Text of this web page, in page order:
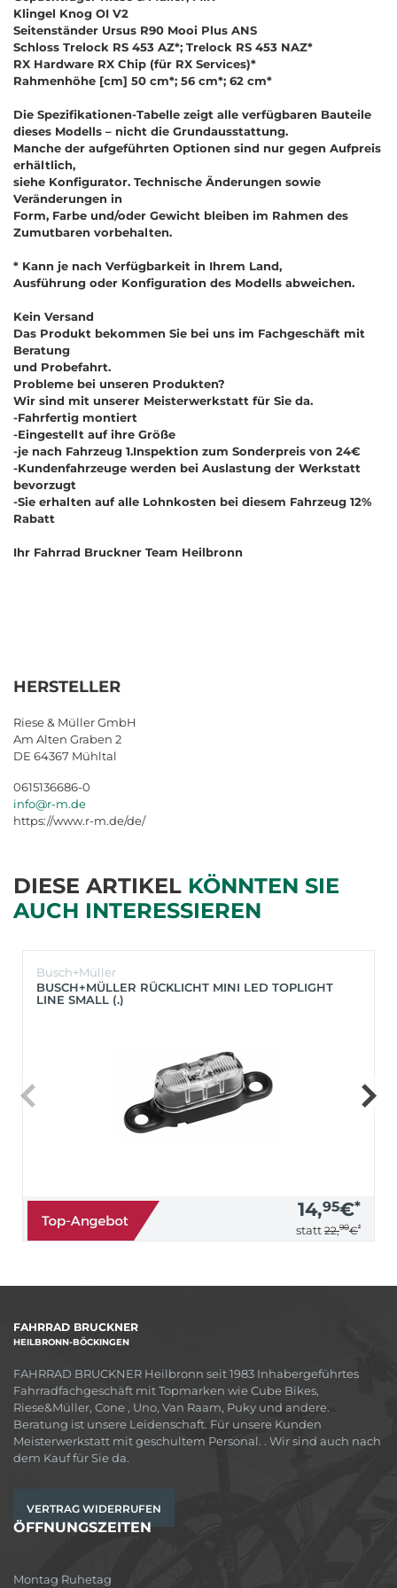
Klingel Knog OI V2
Seitenständer Ursus R90 Mooi Plus ANS
Schloss Trelock RS 453 AZ*; Trelock RS 453 NAZ*
RX Hardware RX Chip (für RX Services)*
Rahmenhöhe [cm] 50 cm*; 56 cm*; 62 cm*
Die Spezifikationen-Tabelle zeigt alle verfügbaren Bauteile
dieses Modells – nicht die Grundausstattung.
Manche der aufgeführten Optionen sind nur gegen Aufpreis
erhältlich,
siehe Konfigurator. Technische Änderungen sowie
Veränderungen in
Form, Farbe und/oder Gewicht bleiben im Rahmen des
Zumutbaren vorbehalten.
* Kann je nach Verfügbarkeit in Ihrem Land,
Ausführung oder Konfiguration des Modells abweichen.
Kein Versand
Das Produkt bekommen Sie bei uns im Fachgeschäft mit
Beratung
und Probefahrt.
Probleme bei unseren Produkten?
Wir sind mit unserer Meisterwerkstatt für Sie da.
-Fahrfertig montiert
-Eingestellt auf ihre Größe
-je nach Fahrzeug 1.Inspektion zum Sonderpreis von 24€
-Kundenfahrzeuge werden bei Auslastung der Werkstatt
bevorzugt
-Sie erhalten auf alle Lohnkosten bei diesem Fahrzeug 12%
Rabatt
Ihr Fahrrad Bruckner Team Heilbronn
HERSTELLER
Riese & Müller GmbH
Am Alten Graben 2
DE 64367 Mühltal
0615136686-0
info@r-m.de
https://www.r-m.de/de/
DIESE ARTIKEL KÖNNTEN SIE
AUCH INTERESSIEREN
Busch+Müller
BUSCH+MÜLLER RÜCKLICHT MINI LED TOPLIGHT
LINE SMALL (.)
14,95€*
statt 22,90€*
FAHRRAD BRUCKNER
HEILBRONN-BÖCKINGEN
FAHRRAD BRUCKNER Heilbronn seit 1983 Inhabergeführtes
Fahrradfachgeschäft mit Topmarken wie Cube Bikes,
Riese&Müller, Cone , Uno, Van Raam, Puky und andere.
Beratung ist unsere Leidenschaft. Für unsere Kunden
Meisterwerkstatt mit geschultem Personal. . Wir sind auch nach
dem Kauf für Sie da.
VERTRAG WIDERRUFEN
ÖFFNUNGSZEITEN
Montag Ruhetag